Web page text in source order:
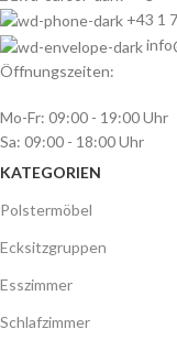
+43 1
Öffnungszeiten:
Mo-Fr: 09:00 - 19:00 Uhr
Sa: 09:00 - 18:00 Uhr
KATEGORIEN
Polstermöbel
Ecksitzgruppen
Esszimmer
Schlafzimmer